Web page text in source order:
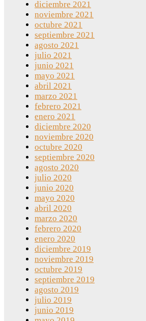
diciembre 2021
noviembre 2021
octubre 2021
septiembre 2021
agosto 2021
julio 2021
junio 2021
mayo 2021
abril 2021
marzo 2021
febrero 2021
enero 2021
diciembre 2020
noviembre 2020
octubre 2020
septiembre 2020
agosto 2020
julio 2020
junio 2020
mayo 2020
abril 2020
marzo 2020
febrero 2020
enero 2020
diciembre 2019
noviembre 2019
octubre 2019
septiembre 2019
agosto 2019
julio 2019
junio 2019